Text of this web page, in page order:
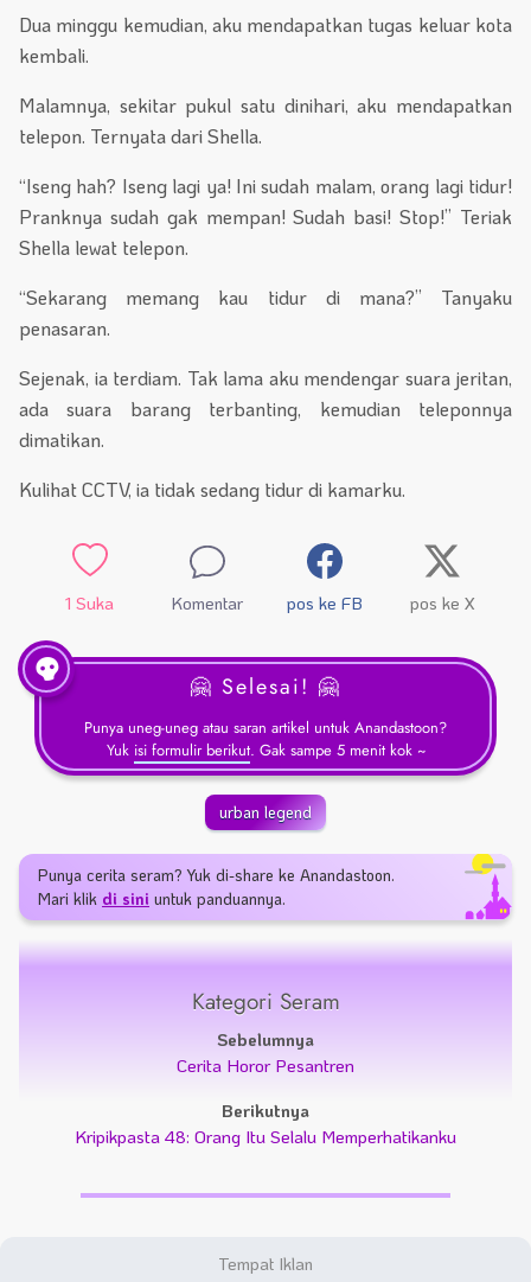
Dua minggu kemudian, aku mendapatkan tugas keluar kota
kembali.
Malamnya, sekitar pukul satu dinihari, aku mendapatkan
telepon. Ternyata dari Shella.
“Iseng hah? Iseng lagi ya! Ini sudah malam, orang lagi tidur!
Pranknya sudah gak mempan! Sudah basi! Stop!” Teriak
Shella lewat telepon.
“Sekarang memang kau tidur di mana?” Tanyaku
penasaran.
Sejenak, ia terdiam. Tak lama aku mendengar suara jeritan,
ada suara barang terbanting, kemudian teleponnya
dimatikan.
Kulihat CCTV, ia tidak sedang tidur di kamarku.
1 Suka Komentar pos ke FB pos ke X
🤗 Selesai! 🤗
Punya uneg-uneg atau saran artikel untuk Anandastoon?
Yuk isi formulir berikut. Gak sampe 5 menit kok ~
urban legend
Punya cerita seram? Yuk di-share ke Anandastoon.
Mari klik di sini untuk panduannya.
Kategori Seram
Sebelumnya
Cerita Horor Pesantren
Berikutnya
Kripikpasta 48: Orang Itu Selalu Memperhatikanku